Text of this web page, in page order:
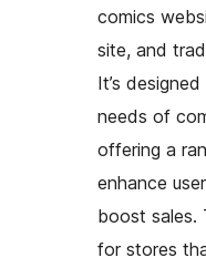
comics
site, and
It’s
needs of
offering a
enhance
boost sales.
for stores